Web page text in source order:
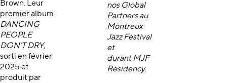
Brown. Leur
premier album
DANCING
PEOPLE
DON’T DRY,
sorti en février
2025 et
produit par
nos Global
Partners au
Montreux
Jazz Festival
et
durant MJF
Residency.